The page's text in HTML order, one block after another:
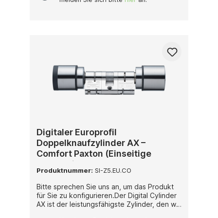
Digitaler Europrofil
Doppelknaufzylinder AX –
Comfort Paxton (Einseitige
Elektronik)
Produktnummer: SI-Z5.EU.CO
Bitte sprechen Sie uns an, um das Produkt
für Sie zu konfigurieren.Der Digital Cylinder
AX ist der leistungsfähigste Zylinder, den wir